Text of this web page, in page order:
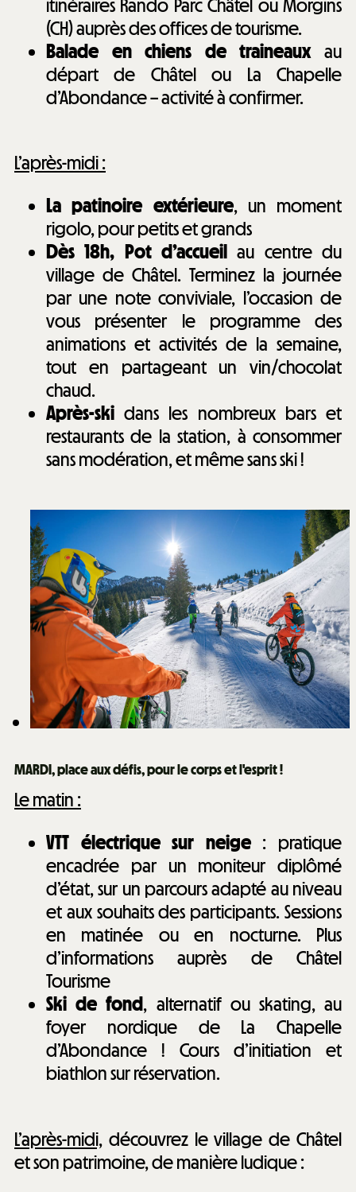
itinéraires Rando Parc Châtel ou Morgins
(CH) auprès des offices de tourisme.
Balade en chiens de traineauxau
départ de Châtel ou La Chapelle
d’Abondance – activité à confirmer.
L’après-midi :
La patinoire extérieure, un moment
rigolo, pour petits et grands
Dès 18h, Pot d’accueil au centre du
village de Châtel. Terminez la journée
par une note conviviale, l’occasion de
vous présenter le programme des
animations et activités de la semaine,
tout en partageant un vin/chocolat
chaud.
Après-ski dans les nombreux bars et
restaurants de la station, à consommer
sans modération, et même sans ski !
MARDI, place aux défis, pour le corps et l'esprit !
Le matin :
VTT électrique sur neige: pratique
encadrée par un moniteur diplômé
d’état, sur un parcours adapté au niveau
et aux souhaits des participants. Sessions
en matinée ou en nocturne. Plus
d’informations auprès de Châtel
Tourisme
Ski de fond, alternatif ou skating, au
foyer nordique de La Chapelle
d’Abondance ! Cours d’initiation et
biathlon sur réservation.
L’après-midi, découvrez le village de Châtel
et son patrimoine, de manière ludique :